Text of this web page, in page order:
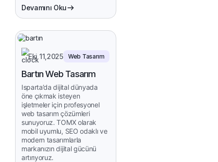
Devamını Oku
Eki 11,2025 Web Tasarım
Bartın Web Tasarım
Isparta’da dijital dünyada
öne çıkmak isteyen
işletmeler için profesyonel
web tasarım çözümleri
sunuyoruz. TOMX olarak
mobil uyumlu, SEO odaklı ve
modern tasarımlarla
markanızın dijital gücünü
artırıyoruz.